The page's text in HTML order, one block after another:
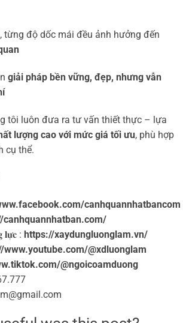
từng độ dốc mái đều ảnh hưởng đến
giải pháp bền vững, đẹp, nhưng vẫn
tôi luôn đưa ra tư vấn thiết thực – lựa
lượng cao với mức giá tối ưu, phù hợp
cụ thể.
canhquannhatbancom
canhquannhatban.com/
𝐥𝐮̛̣𝐜 : https://xaydungluonglam.vn/
www.youtube.com/@xdluonglam
@ngoicoamduong